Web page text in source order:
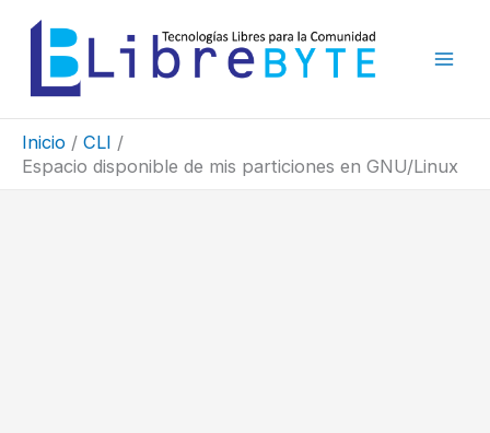
contenido
Inicio
CLI
Espacio disponible de mis particiones en GNU/Linux